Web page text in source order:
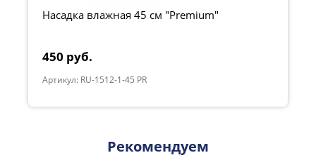
Насадка влажная 45 см "Premium"
450 руб.
Артикул: RU-1512-1-45 PR
Рекомендуем